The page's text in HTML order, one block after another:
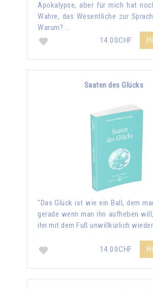
Apokalypse, aber für mich hat
Wahre, das Wesentliche zur
Warum? …
14.00CHF
Saaten des Glücks
"Das Glück ist wie ein Ball, dem
gerade wenn man ihn aufheben
ihn mit dem Fuß unwillkürlich
14.00CHF